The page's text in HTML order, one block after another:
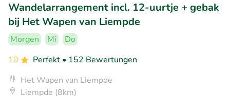
Wandelarrangement incl. 12-uurtje + gebak
bij Het Wapen van Liempde
Morgen Mi
Do
10
Perfekt • 152 Bewertungen
Het Wapen van Liempde
Liempde (8km)